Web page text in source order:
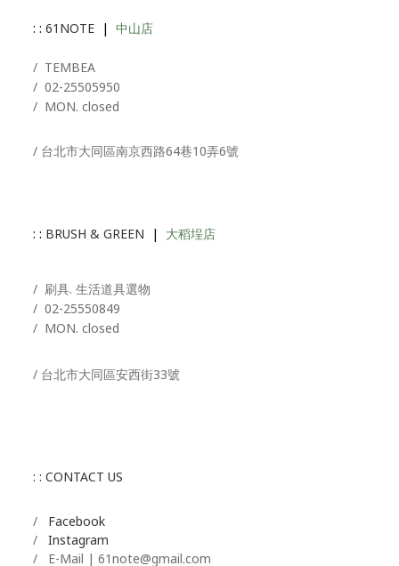
: : 61NOTE | 中山店
/ TEMBEA
/ 02-25505950
/ MON. closed
/ 台北市大同區南京西路64巷10弄6號
: : BRUSH & GREEN | 大稻埕店
/ 刷具. 生活道具選物
/ 02-25550849
/ MON. closed
/ 台北市大同區安西街33號
: : CONTACT US
/ Facebook
/ Instagram
/ E-Mail | 61note@gmail.com